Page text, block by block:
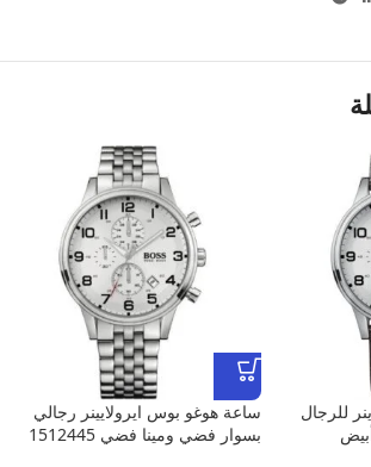
للرجال
ساعة هوغو بوس ايرولايينر رجالي
بسوار فضي ومينا فضي 1512445